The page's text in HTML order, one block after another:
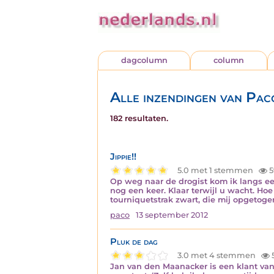
dagcolumn column
Alle inzendingen van
182 resultaten.
Jippie!!
5.0 met 1 stemmen
Op weg naar de drogist kom ik langs
nog een keer. Klaar terwijl u wacht.
tourniquetstrak zwart, die mij
paco
13 september 2012
Pluk de dag
3.0 met 4 stemmen
Jan van den Maanacker is een klant